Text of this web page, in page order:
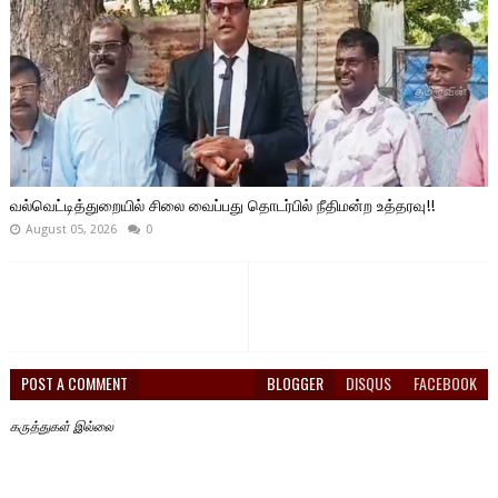
வல்வெட்டித்துறையில் சிலை வைப்பது தொடர்பில் நீதிமன்ற உத்தரவு!!
August 05, 2026 0
POST A COMMENT BLOGGER DISQUS FACEBOOK
கருத்துகள் இல்லை